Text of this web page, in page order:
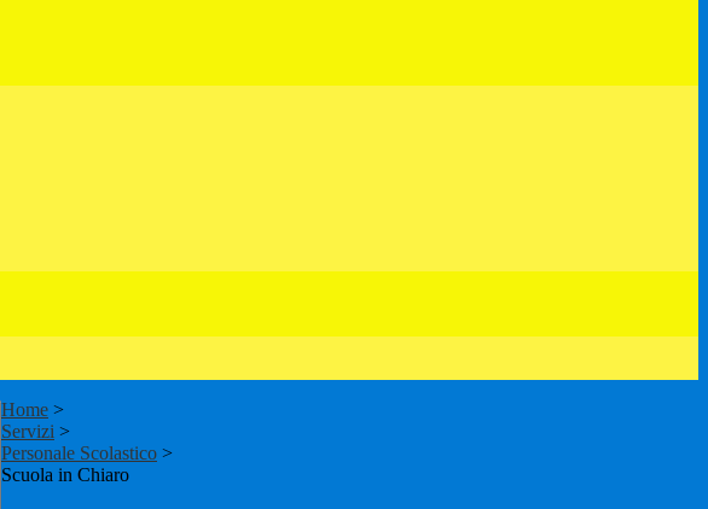
Home >
Servizi >
Personale Scolastico >
Scuola in Chiaro